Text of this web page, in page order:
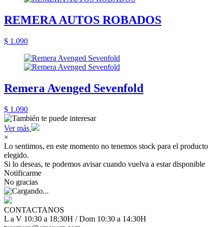
REMERA AUTOS ROBADOS
$ 1.090
Remera Avenged Sevenfold
$ 1.090
Ver más
×
Lo sentimos, en este momento no tenemos stock para el producto
elegido.
Si lo deseas, te podemos avisar cuando vuelva a estar disponible
Notificarme
No gracias
CONTACTANOS
L a V 10:30 a 18:30H / Dom 10:30 a 14:30H